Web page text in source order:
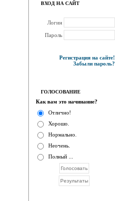
ВХОД НА САЙТ
Логин
Пароль
Регистрация на сайте!
Забыли пароль?
ГОЛОСОВАНИЕ
Как вам это начинание?
Отлично!
Хорошо.
Нормально.
Неочень.
Полный ...